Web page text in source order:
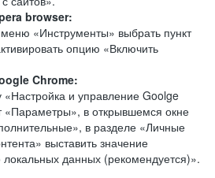
browser:
«Инструменты» выбрать пункт
опцию «Включить
Chrome:
и управление Goolge
«Параметры», в открывшемся окне
в разделе «Личные
выставить значение
данных (рекомендуется)».